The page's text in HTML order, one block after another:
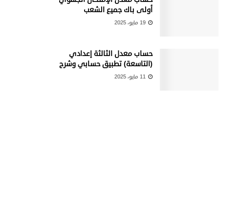
أولى باك جميع الشعب
حساب معدل الثالثة إعدادي
(التاسعة) تطبيق حسابي وشرح